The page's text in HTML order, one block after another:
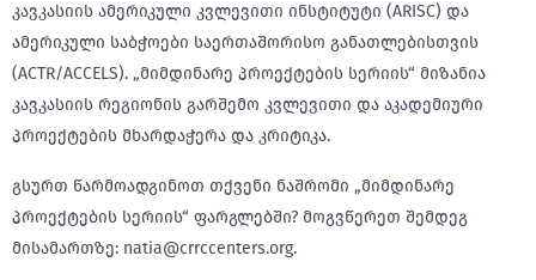
კავკასიის ამერიკული კვლევითი ინსტიტუტი (ARISC) და
ამერიკული საბჭოები საერთაშორისო განათლებისთვის
(ACTR/ACCELS). „მიმდინარე პროექტების სერიის“ მიზანია
კავკასიის რეგიონის გარშემო კვლევითი და აკადემიური
პროექტების მხარდაჭერა და კრიტიკა.
გსურთ წარმოადგინოთ თქვენი ნაშრომი „მიმდინარე
პროექტების სერიის“ ფარგლებში? მოგვწერეთ შემდეგ
მისამართზე: natia@crrccenters.org.